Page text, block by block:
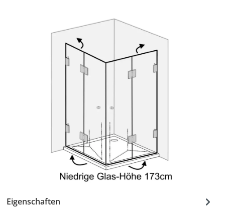
Eigenschaften